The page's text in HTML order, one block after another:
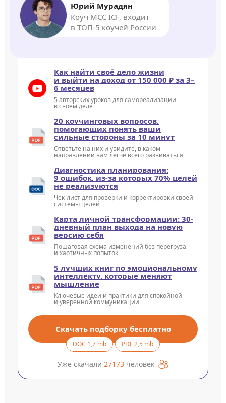
Юрий Мурадян
Коуч MCC ICF, входит
в ТОП-5 коучей России
Как найти своё дело жизни
и выйти на доход от 150 000 ₽ за 3–
6 месяцев
5 авторских уроков для самореализации
в своём деле
20 коучинговых вопросов,
помогающих понять ваши
сильные стороны за 10 минут
Ответьте на них и увидите, в каком
направлении вам легче всего развиваться
Диагностика планирования:
9 ошибок, из-за которых 70% целей
не реализуются
Чек-лист для проверки и корректировки своей
системы целей
Карта личной трансформации: 30-
дневный план выхода на новую
версию себя
Пошаговая схема изменений без перегруза
и хаотичных попыток
5 лучших книг по эмоциональному
интеллекту, которые меняют
мышление
Ключевые идеи и практики для спокойной
и уверенной коммуникации
Скачать подборку бесплатно
DOC 1,7 mb PDF 2,5 mb
Уже скачали 27173 человек